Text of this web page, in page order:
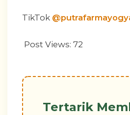
TikTok
Post Views: 72
Tertarik